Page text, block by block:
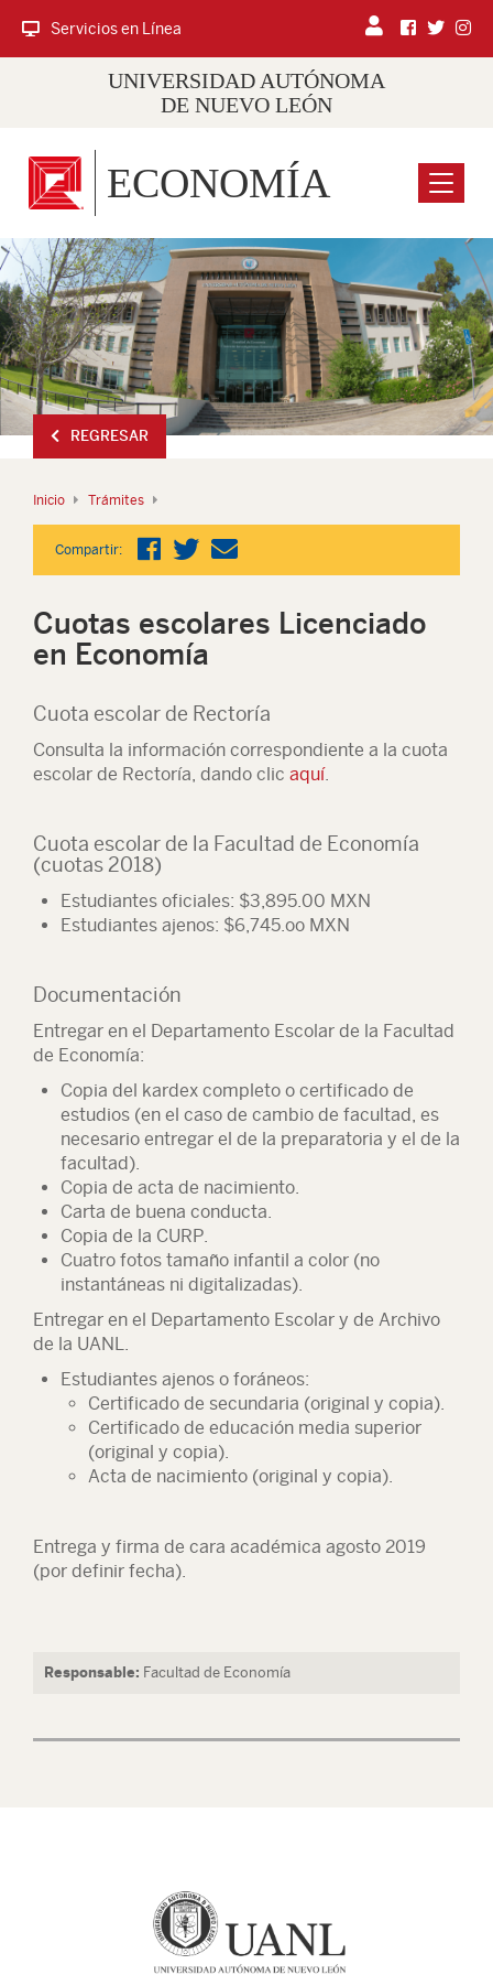
Servicios en Línea
UNIVERSIDAD AUTÓNOMA
DE NUEVO LEÓN
Menu
ECONOMÍA
REGRESAR
Inicio Trámites
Compartir:
Cuotas escolares Licenciado
en Economía
Cuota escolar de Rectoría
Consulta la información correspondiente a la cuota
escolar de Rectoría, dando clic aquí.
Cuota escolar de la Facultad de Economía
(cuotas 2018)
Estudiantes oficiales: $3,895.00 MXN
Estudiantes ajenos: $6,745.oo MXN
Documentación
Entregar en el Departamento Escolar de la Facultad
de Economía:
Copia del kardex completo o certificado de
estudios (en el caso de cambio de facultad, es
necesario entregar el de la preparatoria y el de la
facultad).
Copia de acta de nacimiento.
Carta de buena conducta.
Copia de la CURP.
Cuatro fotos tamaño infantil a color (no
instantáneas ni digitalizadas).
Entregar en el Departamento Escolar y de Archivo
de la UANL.
Estudiantes ajenos o foráneos:
Certificado de secundaria (original y copia).
Certificado de educación media superior
(original y copia).
Acta de nacimiento (original y copia).
Entrega y firma de cara académica agosto 2019
(por definir fecha).
Responsable: Facultad de Economía